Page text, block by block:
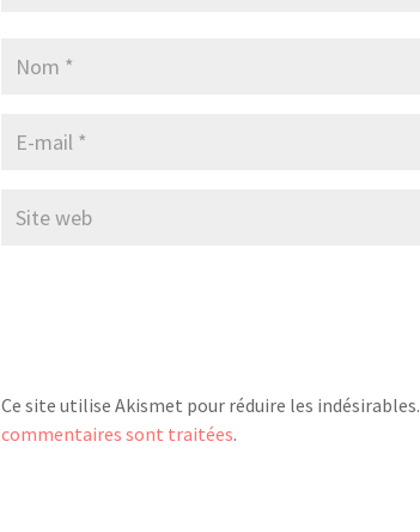
Ce site utilise Akismet pour réduire les indésirables.
commentaires sont traitées.